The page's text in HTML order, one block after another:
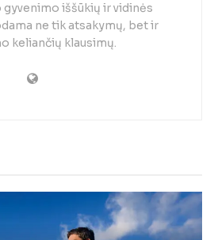
iššūkių ir vidinės
ne tik atsakymų, bet ir
keliančių klausimų.